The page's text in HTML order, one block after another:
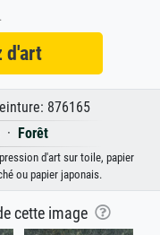
d'art
876165
· Forêt
d'art sur toile, papier
ou papier japonais.
cette image